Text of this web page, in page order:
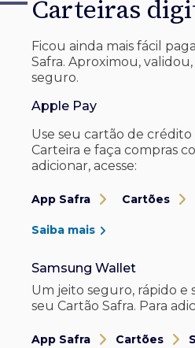
Carteiras
Ficou ainda mais fácil
Safra. Aproximou,
seguro.
Apple Pay
Use seu cartão de crédito
Carteira e faça compras
adicionar, acesse:
App Safra Cartões
Saiba mais
Samsung Wallet
Um jeito seguro, rápido
seu Cartão Safra. Para
App Safra Cartões